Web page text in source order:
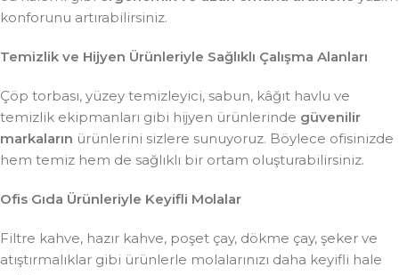
konforunu artırabilirsiniz.
Temizlik ve Hijyen Ürünleriyle Sağlıklı Çalışma Alanları
Çöp torbası, yüzey temizleyici, sabun, kâğıt havlu ve
temizlik ekipmanları gibi hijyen ürünlerinde güvenilir
markaların ürünlerini sizlere sunuyoruz. Böylece ofisinizde
hem temiz hem de sağlıklı bir ortam oluşturabilirsiniz.
Ofis Gıda Ürünleriyle Keyifli Molalar
Filtre kahve, hazır kahve, poşet çay, dökme çay, şeker ve
atıştırmalıklar gibi ürünlerle molalarınızı daha keyifli hale